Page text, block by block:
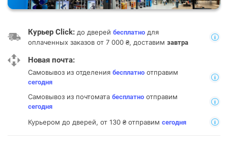
Курьер Click: до дверей бесплатно для
оплаченных заказов от 7 000 ₴, доставим завтра
Новая почта:
Самовывоз из отделения бесплатно отправим
сегодня
Самовывоз из почтомата бесплатно отправим
сегодня
Курьером до дверей, от 130 ₴ отправим сегодня